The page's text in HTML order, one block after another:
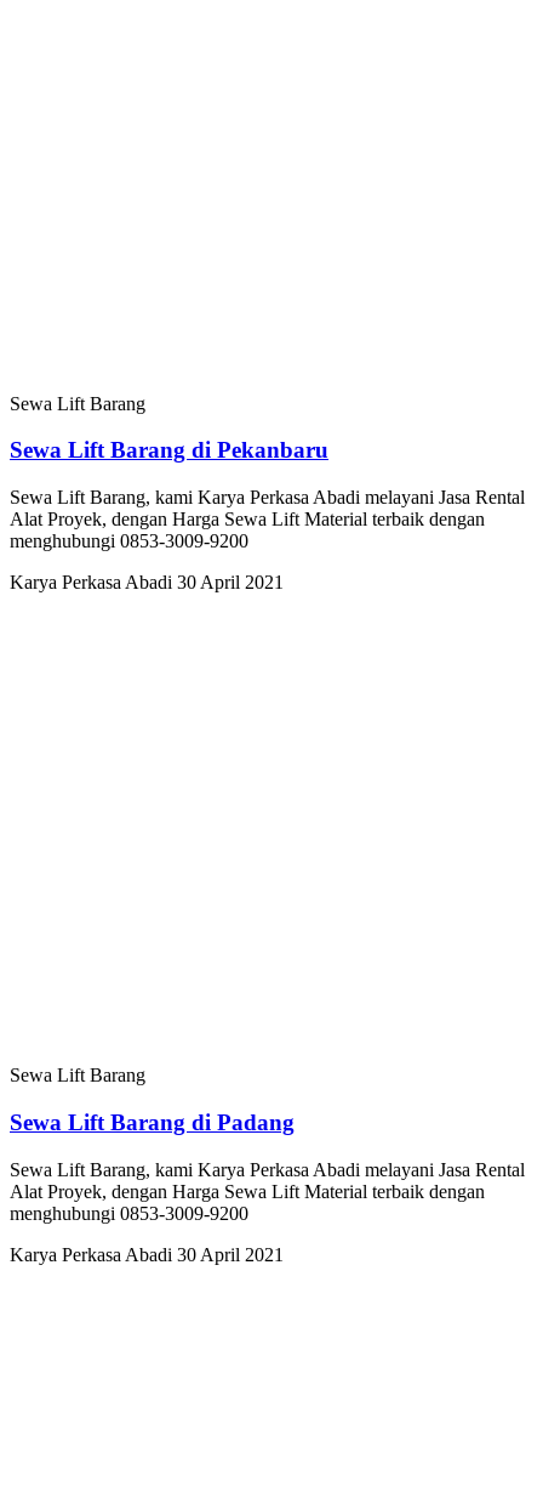
Sewa Lift Barang
Sewa Lift Barang di Pekanbaru
Sewa Lift Barang, kami Karya Perkasa Abadi melayani Jasa Rental
Alat Proyek, dengan Harga Sewa Lift Material terbaik dengan
menghubungi 0853-3009-9200
Karya Perkasa Abadi 30 April 2021
Sewa Lift Barang
Sewa Lift Barang di Padang
Sewa Lift Barang, kami Karya Perkasa Abadi melayani Jasa Rental
Alat Proyek, dengan Harga Sewa Lift Material terbaik dengan
menghubungi 0853-3009-9200
Karya Perkasa Abadi 30 April 2021